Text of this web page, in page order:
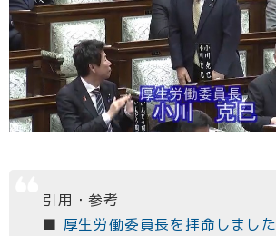
引用・参考
■ 厚生労働委員長を拝命しました